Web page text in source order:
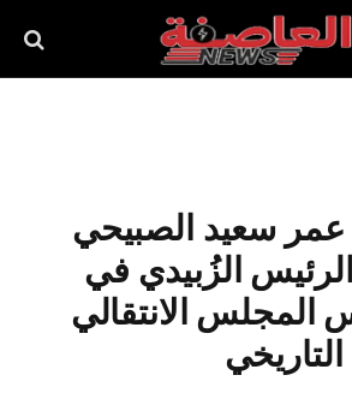
عمر سعيد الصبيحي
الزُبيدي في
الانتقالي